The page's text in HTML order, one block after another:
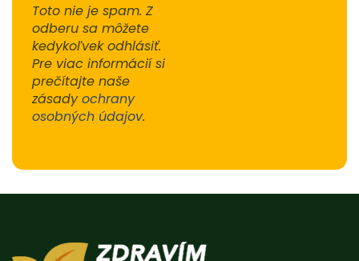
Toto nie je spam. Z
odberu sa môžete
kedykoľvek odhlásiť.
Pre viac informácií si
prečítajte naše
zásadyochrany
osobných údajov.